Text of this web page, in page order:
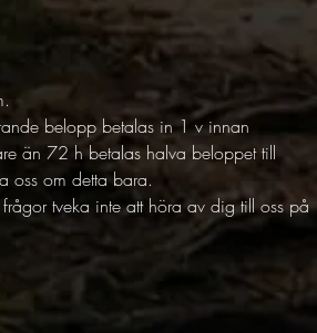
belopp betalas in 1 v innan
än 72 h betalas halva beloppet till
oss om detta bara.
tveka inte att höra av dig till oss på